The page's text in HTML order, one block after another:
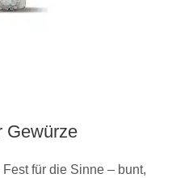
Gewürze
für die Sinne – bunt,